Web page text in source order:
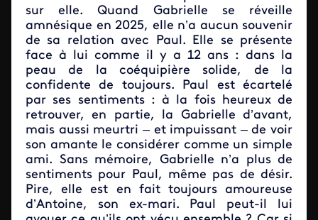
sur elle. Quand Gabrielle se réveille
amnésique en 2025, elle n’a aucun souvenir
de sa relation avec Paul. Elle se présente
face à lui comme il y a 12 ans : dans la
peau de la coéquipière solide, de la
confidente de toujours. Paul est écartelé
par ses sentiments : à la fois heureux de
retrouver, en partie, la Gabrielle d’avant,
mais aussi meurtri – et impuissant – de voir
son amante le considérer comme un simple
ami. Sans mémoire, Gabrielle n’a plus de
sentiments pour Paul, même pas de désir.
Pire, elle est en fait toujours amoureuse
d’Antoine, son ex-mari. Paul peut-il lui